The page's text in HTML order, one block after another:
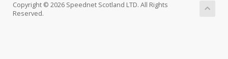
Copyright © 2026 Speednet Scotland LTD. All Rights
Reserved.